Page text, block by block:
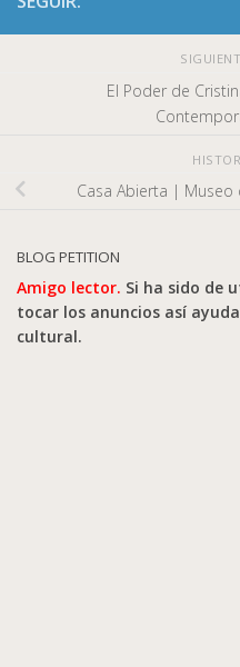
El Poder de
Casa Abierta | Museo
BLOG PETITION
Amigo lector. Si ha sido de
tocar los anuncios así
cultural.